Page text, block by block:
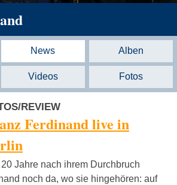
News Alben
Videos Fotos
REVIEW
Ferdinand live in
Jahre nach ihrem Durchbruch
noch da, wo sie hingehören: auf